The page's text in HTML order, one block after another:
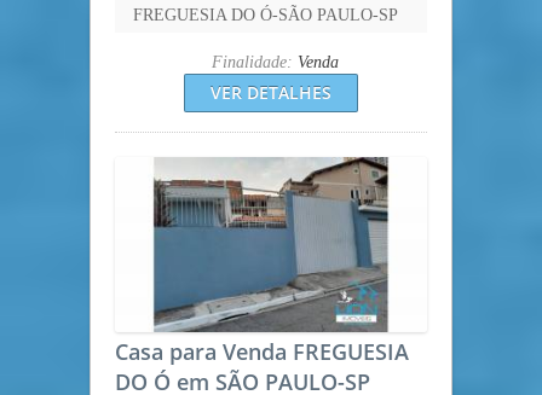
FREGUESIA DO Ó-SÃO PAULO-SP
Finalidade: Venda
VER DETALHES
Casa para Venda FREGUESIA
DO Ó em SÃO PAULO-SP